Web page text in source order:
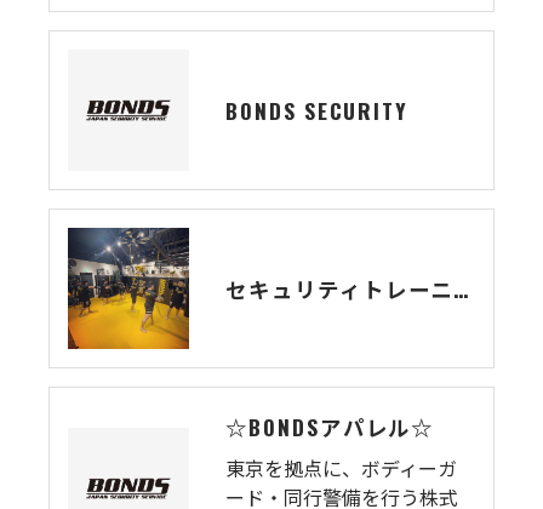
BONDS SECURITY
セキュリティトレーニング
☆BONDSアパレル☆
東京を拠点に、ボディーガ
ード・同行警備を行う株式